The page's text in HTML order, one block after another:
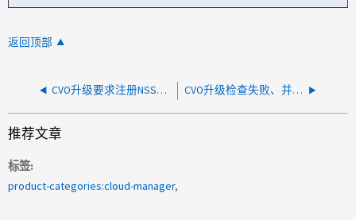
返回顶部
CVO升级要求注册NSS、但不起作用 CVO升级检查失败、并显示错误：节点无法升级到给定版本
推荐文章
标签
product-categories:cloud-manager